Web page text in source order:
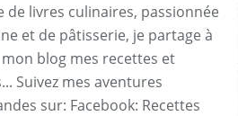
de livres culinaires, passionnée
et de pâtisserie, je partage à
blog mes recettes et
Suivez mes aventures
sur: Facebook: Recettes